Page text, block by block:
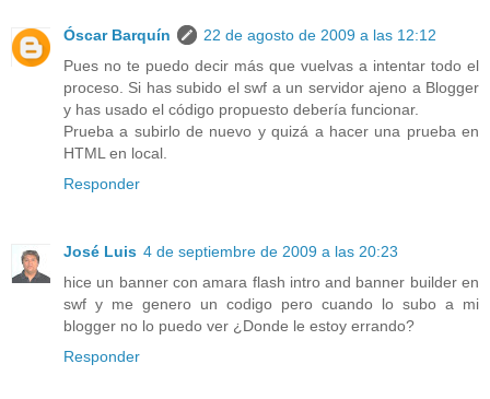
Óscar Barquín
22 de agosto de 2009 a las 12:12
Pues no te puedo decir más que vuelvas a intentar todo el
proceso. Si has subido el swf a un servidor ajeno a Blogger
y has usado el código propuesto debería funcionar.
Prueba a subirlo de nuevo y quizá a hacer una prueba en
HTML en local.
Responder
José Luis 4 de septiembre de 2009 a las 20:23
hice un banner con amara flash intro and banner builder en
swf y me genero un codigo pero cuando lo subo a mi
blogger no lo puedo ver ¿Donde le estoy errando?
Responder